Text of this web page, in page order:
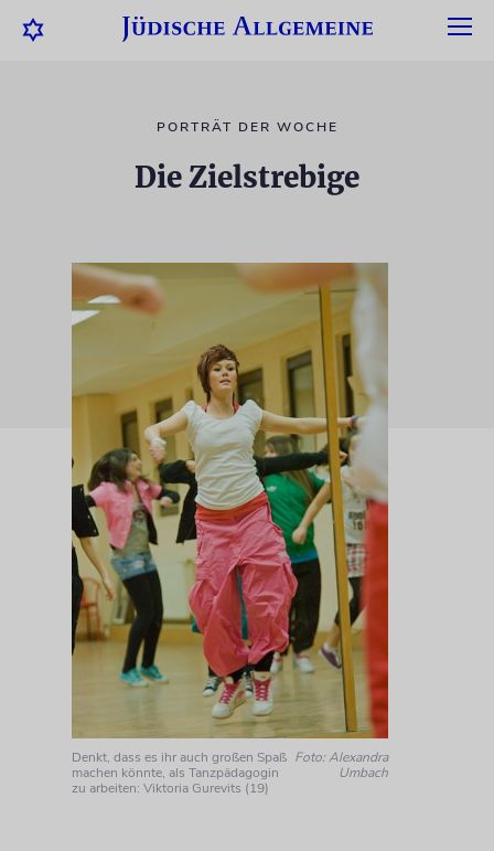
PORTRÄT DER WOCHE
Die Zielstrebige
Denkt, dass es ihr auch großen Spaß
machen könnte, als Tanzpädagogin
zu arbeiten: Viktoria Gurevits (19)
Foto: Alexandra
Umbach